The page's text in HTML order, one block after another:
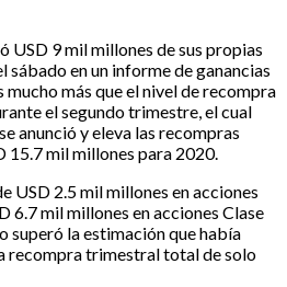
USD 9 mil millones de sus propias
sábado en un informe de ganancias
más que el nivel de recompra
el segundo trimestre, el cual
anunció y eleva las recompras
15.7 mil millones para 2020.
USD 2.5 mil millones en acciones
6.7 mil millones en acciones Clase
superó la estimación que había
recompra trimestral total de solo